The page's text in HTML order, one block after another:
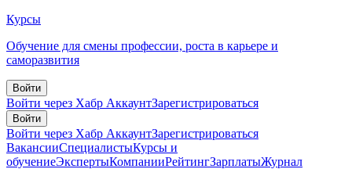
Курсы
Обучение для смены профессии, роста в карьере и
саморазвития
Войти
Войти через Хабр АккаунтЗарегистрироваться
Войти
Войти через Хабр АккаунтЗарегистрироваться
ВакансииСпециалистыКурсы и
обучениеЭкспертыКомпанииРейтингЗарплатыЖурнал